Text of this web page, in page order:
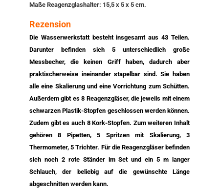
Maße Reagenzglashalter: 15,5 x 5 x 5 cm.
Rezension
Die Wasserwerkstatt besteht insgesamt aus 43 Teilen.
Darunter befinden sich 5 unterschiedlich große
Messbecher, die keinen Griff haben, dadurch aber
praktischerweise ineinander stapelbar sind. Sie haben
alle eine Skalierung und eine Vorrichtung zum Schütten.
Außerdem gibt es 8 Reagenzgläser, die jeweils mit einem
schwarzen Plastik-Stopfen geschlossen werden können.
Zudem gibt es auch 8 Kork-Stopfen. Zum weiteren Inhalt
gehören 8 Pipetten, 5 Spritzen mit Skalierung, 3
Thermometer, 5 Trichter. Für die Reagenzgläser befinden
sich noch 2 rote Ständer im Set und ein 5 m langer
Schlauch, der beliebig auf die gewünschte Länge
abgeschnitten werden kann.